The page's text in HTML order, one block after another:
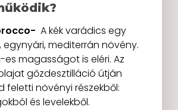
A kék varádics egy
mediterrán növény.
es magasságot is eléri. Az
gőzdesztilláció útján
feletti növényi részekből:
és levelekből.